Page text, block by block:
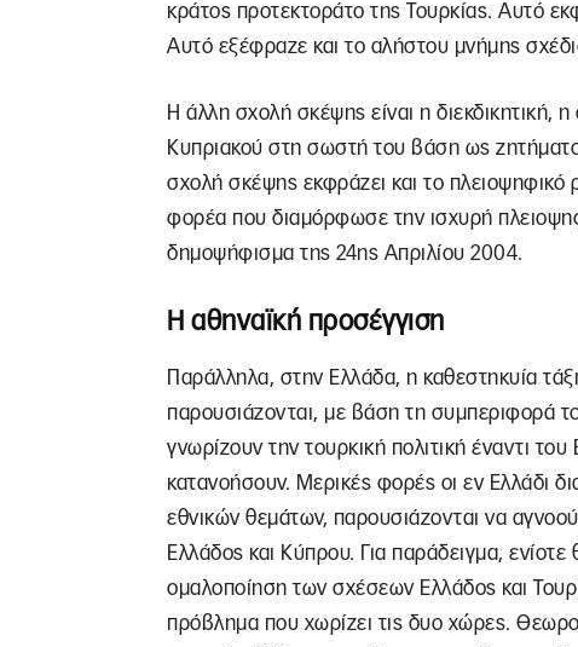
κράτος προτεκτοράτο της Τουρκίας. Αυτό
Αυτό εξέφραζε και το αλήστου μνήμης
Η άλλη σχολή σκέψης είναι η διεκδικητική,
Κυπριακού στη σωστή του βάση ως
σχολή σκέψης εκφράζει και το πλειοψηφικό
φορέα που διαμόρφωσε την ισχυρή
δημοψήφισμα της 24ης Απριλίου 2004.
Η αθηναϊκή προσέγγιση
Παράλληλα, στην Ελλάδα, η καθεστηκυία τάξη,
παρουσιάζονται, με βάση τη συμπεριφορά
γνωρίζουν την τουρκική πολιτική έναντι
κατανοήσουν. Μερικές φορές οι εν Ελλάδι
εθνικών θεμάτων, παρουσιάζονται να
Ελλάδος και Κύπρου. Για παράδειγμα,
ομαλοποίηση των σχέσεων Ελλάδος και
πρόβλημα που χωρίζει τις δυο χώρες.